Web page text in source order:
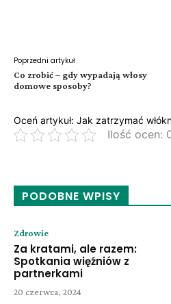
Poprzedni artykuł
Co zrobić – gdy wypadają włosy
domowe sposoby?
Oceń artykuł: Jak zatrzymać
Ilość ocen:
PODOBNE WPISY
Zdrowie
Za kratami, ale razem:
Spotkania więźniów z
partnerkami
20 czerwca, 2024